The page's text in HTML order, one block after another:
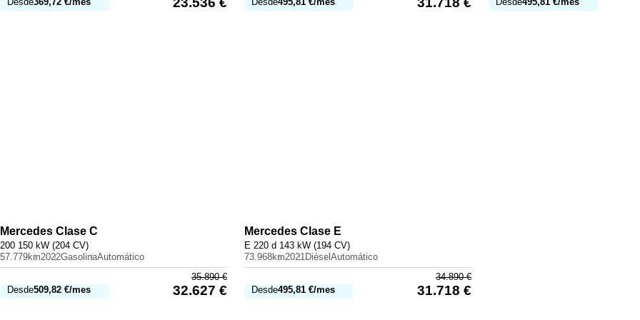
Mercedes Clase C
200 150 kW (204 CV)
57.779km2022GasolinaAutomático
Desde509,82 €/mes
35.890€
32.627 €
Mercedes Clase E
E 220 d 143 kW (194 CV)
73.968km2021Diésel Automático
Desde495,81 €/mes
34.890€
31.718 €